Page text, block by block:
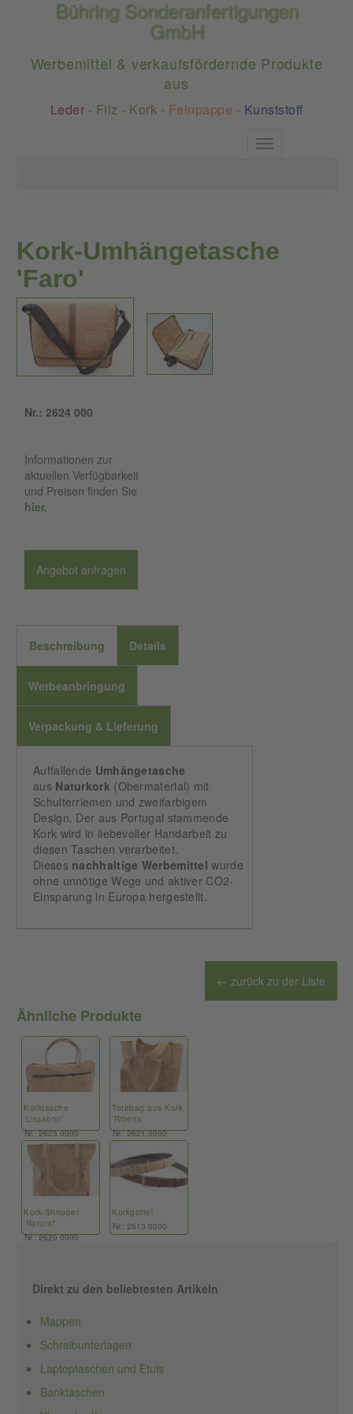
Bühring Sonderanfertigungen
GmbH
Werbemittel & verkaufsfördernde Produkte
aus
Leder - Filz - Kork - Feinpappe - Kunststoff
Toggle
Kork-Umhängetasche
'Faro'
Nr.: 2624 000
Informationen zur
aktuellen Verfügbarkeit
und Preisen finden Sie
hier.
Angebot anfragen
Beschreibung Details
Werbeanbringung
Verpackung & Lieferung
Auffallende Umhängetasche
aus Naturkork (Obermaterial) mit
Schulterriemen und zweifarbigem
Design. Der aus Portugal stammende
Kork wird in liebevoller Handarbeit zu
diesen Taschen verarbeitet.
Dieses nachhaltige Werbemittel wurde
ohne unnötige Wege und aktiver CO2-
Einsparung in Europa hergestellt.
← zurück zu der Liste
Ähnliche Produkte
Korktasche
'Lissabon'
Nr.: 2623 0000
Totebag aus Kork
'Ribeira'
Nr.: 2621 0000
Kork-Shopper
'Natural'
Nr.: 2620 0000
Korkgürtel
Nr.: 2613 0000
Direkt zu den beliebtesten Artikeln
Mappen
Schreibunterlagen
Laptoptaschen und Etuis
Banktaschen